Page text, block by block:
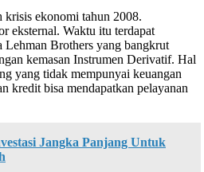
krisis ekonomi tahun 2008.
eksternal. Waktu itu terdapat
Lehman Brothers yang bangkrut
kemasan Instrumen Derivatif. Hal
yang tidak mempunyai keuangan
kredit bisa mendapatkan pelayanan
Jangka Panjang Untuk